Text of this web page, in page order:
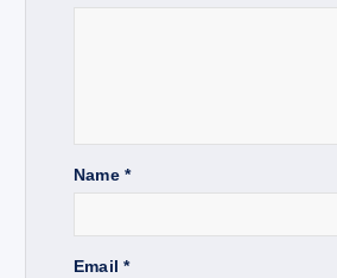
Name *
Email *